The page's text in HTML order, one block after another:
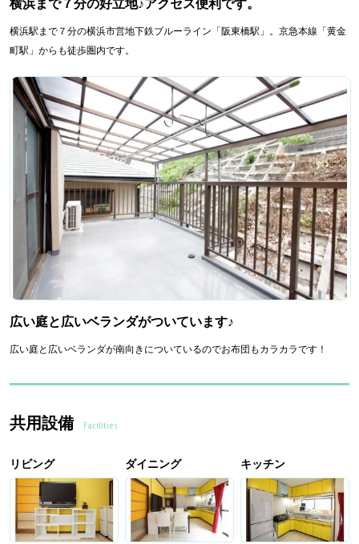
横浜まで７分の好立地♪アクセス便利です。
横浜駅まで７分の横浜市営地下鉄ブルーライン「阪東橋駅」。京急本線「黄金
町駅」からも徒歩圏内です。
広い庭と広いベランダがついています♪
広い庭と広いベランダが南向きについているのでお布団もカラカラです！
共用設備 Facilities
リビング ダイニング キッチン